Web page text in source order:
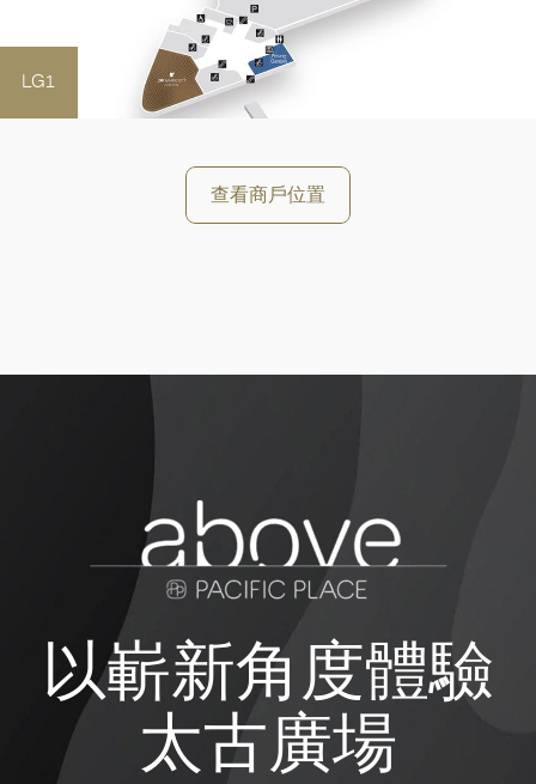
LG1
查看商戶位置
以嶄新角度體驗
太古廣場